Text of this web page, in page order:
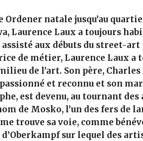
Ordener natale jusqu’au
Laurence Laux a toujours
assisté aux débuts du street-
de métier, Laurence Laux a
de l’art. Son père, Charles
et reconnu et son
est devenu, au tournant des
de Mosko, l’un des fers de
trouve sa voie, comme
sur lequel des